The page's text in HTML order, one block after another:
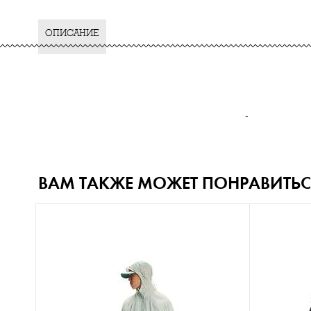
ОПИСАНИЕ
-
ВАМ ТАКЖЕ МОЖЕТ